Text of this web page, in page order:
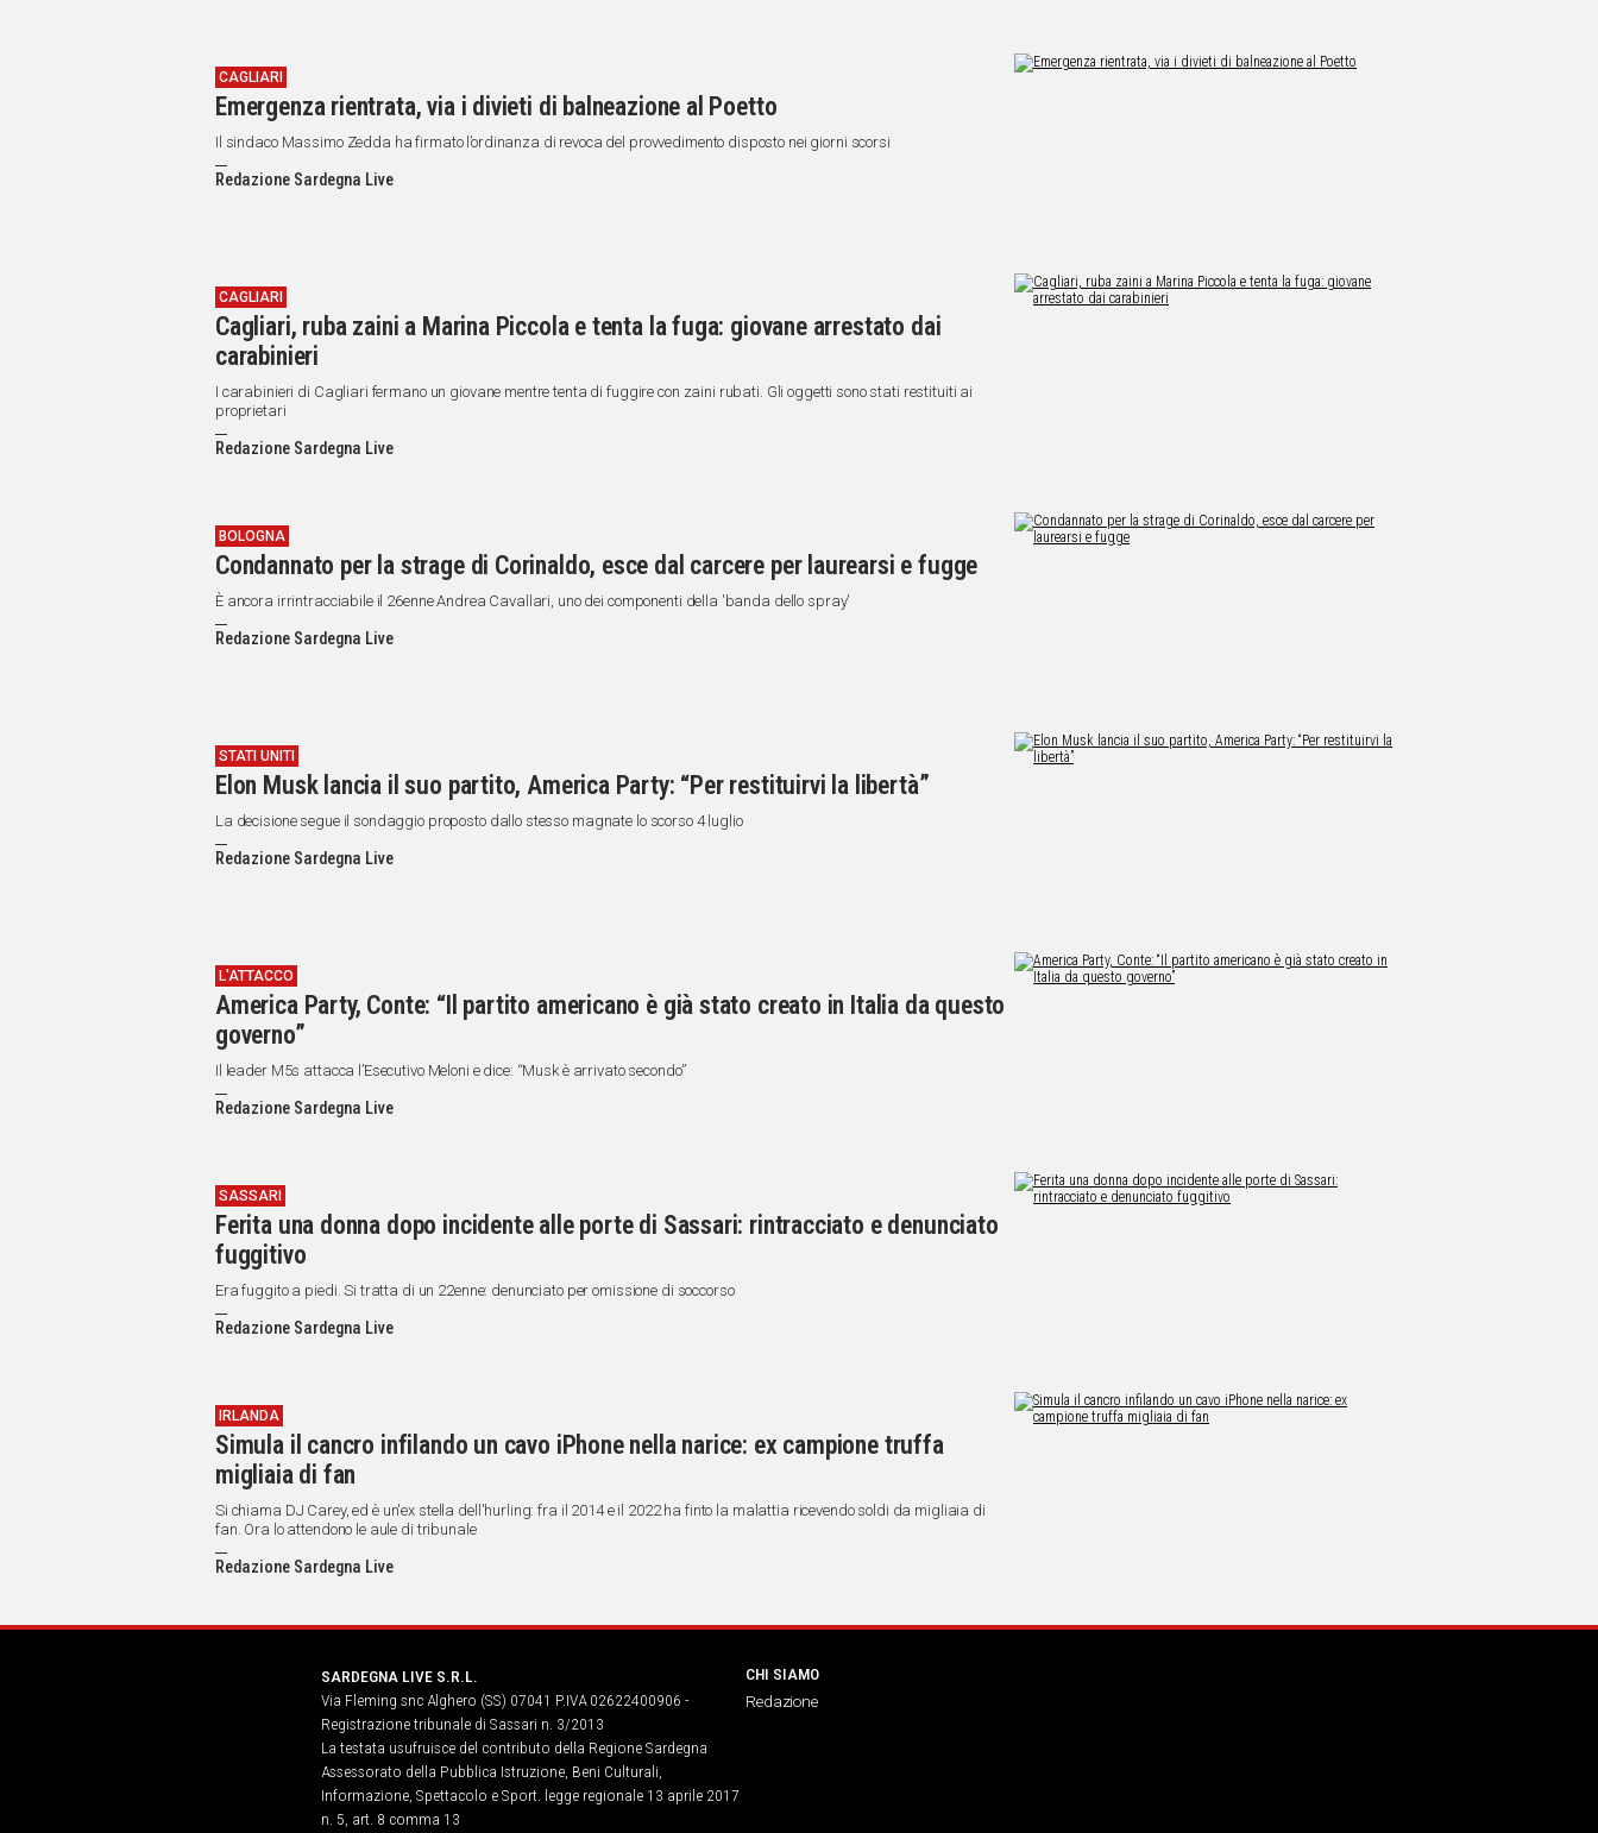
CAGLIARI
Emergenza rientrata, via i divieti di balneazione al Poetto
Il sindaco Massimo Zedda ha firmato l’ordinanza di revoca del provvedimento disposto nei giorni scorsi
Redazione Sardegna Live
CAGLIARI
Cagliari, ruba zaini a Marina Piccola e tenta la fuga: giovane arrestato dai
carabinieri
I carabinieri di Cagliari fermano un giovane mentre tenta di fuggire con zaini rubati. Gli oggetti sono stati restituiti ai
proprietari
Redazione Sardegna Live
BOLOGNA
Condannato per la strage di Corinaldo, esce dal carcere per laurearsi e fugge
È ancora irrintracciabile il 26enne Andrea Cavallari, uno dei componenti della 'banda dello spray'
Redazione Sardegna Live
STATI UNITI
Elon Musk lancia il suo partito, America Party: “Per restituirvi la libertà”
La decisione segue il sondaggio proposto dallo stesso magnate lo scorso 4 luglio
Redazione Sardegna Live
L'ATTACCO
America Party, Conte: “Il partito americano è già stato creato in Italia da questo
governo”
Il leader M5s attacca l’Esecutivo Meloni e dice: “Musk è arrivato secondo”
Redazione Sardegna Live
SASSARI
Ferita una donna dopo incidente alle porte di Sassari: rintracciato e denunciato
fuggitivo
Era fuggito a piedi. Si tratta di un 22enne: denunciato per omissione di soccorso
Redazione Sardegna Live
IRLANDA
Simula il cancro infilando un cavo iPhone nella narice: ex campione truffa
migliaia di fan
Si chiama DJ Carey, ed è un'ex stella dell'hurling: fra il 2014 e il 2022 ha finto la malattia ricevendo soldi da migliaia di
fan. Ora lo attendono le aule di tribunale
Redazione Sardegna Live
SARDEGNA LIVE S.R.L.
Via Fleming snc Alghero (SS) 07041 P.IVA 02622400906 -
Registrazione tribunale di Sassari n. 3/2013
La testata usufruisce del contributo della Regione Sardegna
Assessorato della Pubblica Istruzione, Beni Culturali,
Informazione, Spettacolo e Sport. legge regionale 13 aprile 2017
n. 5, art. 8 comma 13
CHI SIAMO
Redazione